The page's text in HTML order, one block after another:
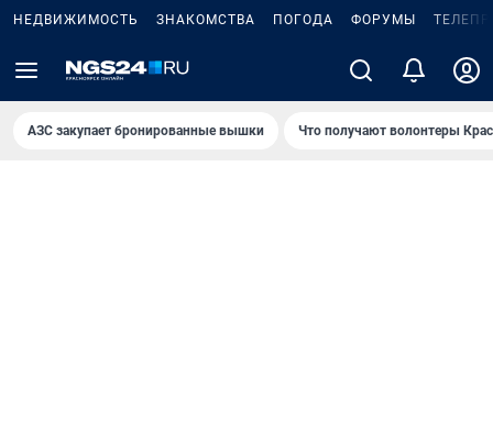
НЕДВИЖИМОСТЬ ЗНАКОМСТВА ПОГОДА ФОРУМЫ
AЗС закупает бронированные вышки Что получают волонтеры